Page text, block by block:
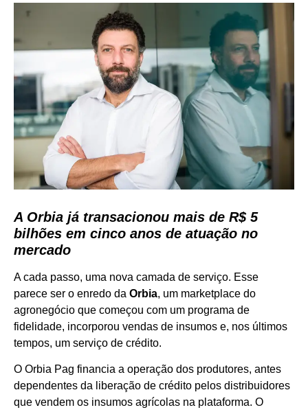
A Orbia já transacionou mais de R$ 5
bilhões em cinco anos de atuação no
mercado
A cada passo, uma nova camada de serviço. Esse
parece ser o enredo da Orbia, um marketplace do
agronegócio que começou com um programa de
fidelidade, incorporou vendas de insumos e, nos últimos
tempos, um serviço de crédito.
O Orbia Pag financia a operação dos produtores, antes
dependentes da liberação de crédito pelos distribuidores
que vendem os insumos agrícolas na plataforma. O